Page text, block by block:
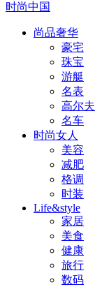
时尚中国
尚品奢华
豪宅
珠宝
游艇
名表
高尔夫
名车
时尚女人
美容
减肥
格调
时装
Life&style
家居
美食
健康
旅行
数码